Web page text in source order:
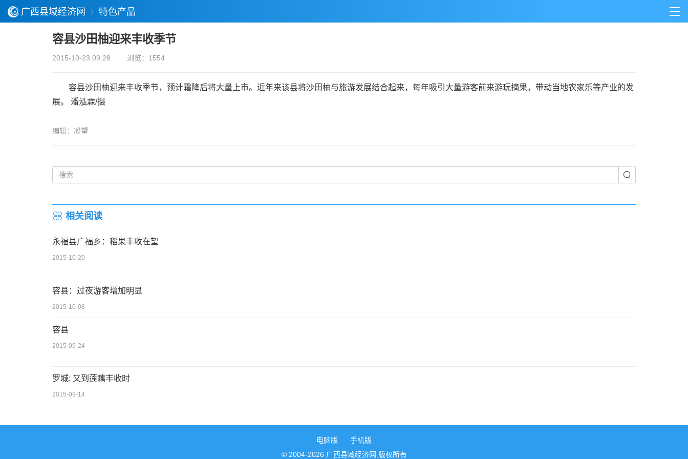
广西县域经济网 特色产品
容县沙田柚迎来丰收季节
2015-10-23 09:28 浏览：1554
容县沙田柚迎来丰收季节，预计霜降后将大量上市。近年来该县将沙田柚与旅游发展结合起来，每年吸引大量游客前来游玩摘果，带动当地农家乐等产业的发
展。 潘泓霖/摄
编辑：凝望
相关阅读
永福县广福乡：稻果丰收在望
2015-10-20
容县：过夜游客增加明显
2015-10-08
容县
2015-09-24
罗城: 又到莲藕丰收时
2015-09-14
电脑版
手机版
© 2004-2026 广西县域经济网 版权所有